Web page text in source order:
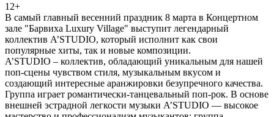
12+
В самый главный весенний праздник 8 марта в Концертном
зале "Барвиха Luxury Village" выступит легендарный
коллектив A’STUDIO, который исполнит как свои
популярные хиты, так и новые композиции.
A’STUDIO – коллектив, обладающий уникальным для нашей
поп-cцены чувством стиля, музыкальным вкусом и
создающий интересные аранжировки безупречного качества.
Группа играет романтически-танцевальный поп-рок. В основе
внешней эстрадной легкости музыки A’STUDIO — высокое